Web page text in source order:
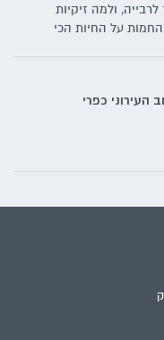
ולמה זיקיות
על החיות הכי
כפרי